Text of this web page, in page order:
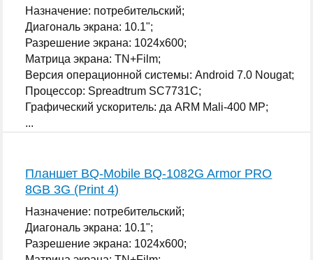
Назначение: потребительский;
Диагональ экрана: 10.1";
Разрешение экрана: 1024x600;
Матрица экрана: TN+Film;
Версия операционной системы: Android 7.0 Nougat;
Процессор: Spreadtrum SC7731C;
Графический ускоритель: да ARM Mali-400 MP;
...
Планшет BQ-Mobile BQ-1082G Armor PRO
8GB 3G (Print 4)
Назначение: потребительский;
Диагональ экрана: 10.1";
Разрешение экрана: 1024x600;